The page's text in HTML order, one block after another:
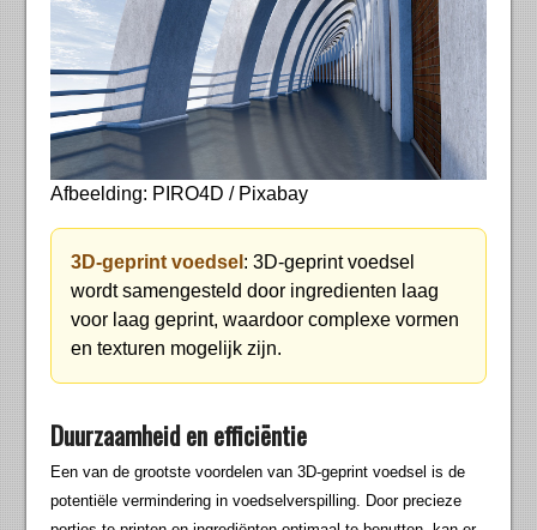
Afbeelding: PIRO4D / Pixabay
3D-geprint voedsel : 3D-geprint voedsel
wordt samengesteld door ingredienten laag
voor laag geprint, waardoor complexe vormen
en texturen mogelijk zijn.
Duurzaamheid en efficiëntie
Een van de grootste voordelen van 3D-geprint voedsel is de
potentiële vermindering in voedselverspilling. Door precieze